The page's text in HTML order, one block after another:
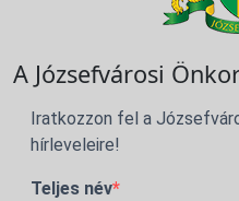
A Józsefvárosi
Iratkozzon fel a
hírleveleire!
Teljes név